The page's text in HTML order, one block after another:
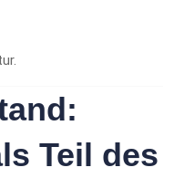
Teil des